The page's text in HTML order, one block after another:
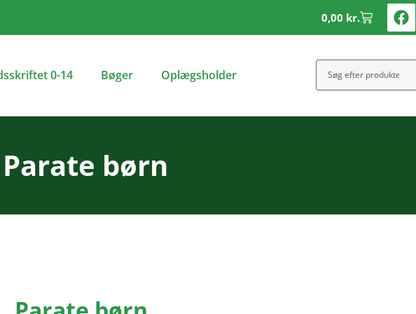
0,00 kr.
0-14 Bøger Oplægsholder
Parate børn